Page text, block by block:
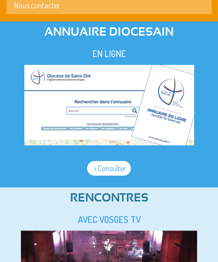
Nous contacter
ANNUAIRE DIOCESAIN
EN LIGNE
> Consulter
RENCONTRES
AVEC VOSGES TV